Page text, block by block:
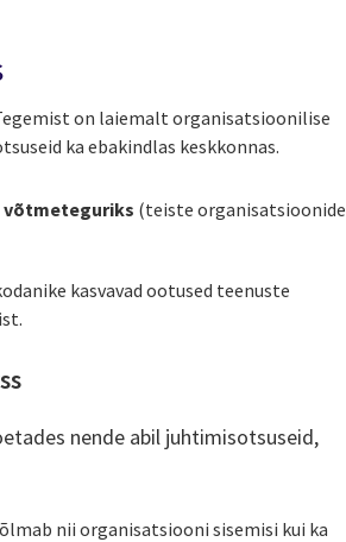
on laiemalt organisatsioonilise
ka ebakindlas keskkonnas.
võtmeteguriks (teiste organisatsioonide
kasvavad ootused teenuste
nende abil juhtimisotsuseid,
nii organisatsiooni sisemisi kui ka